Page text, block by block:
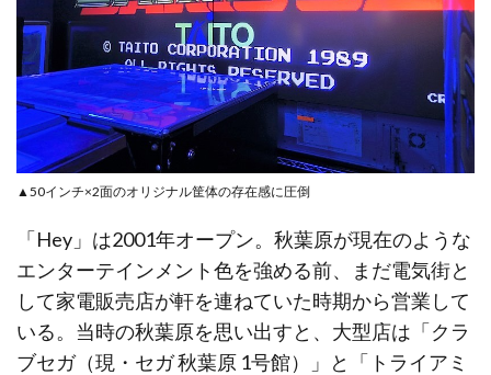
▲50インチ×2面のオリジナル筐体の存在感に圧倒
「Hey」は2001年オープン。秋葉原が現在のような
エンターテインメント色を強める前、まだ電気街と
して家電販売店が軒を連ねていた時期から営業して
いる。当時の秋葉原を思い出すと、大型店は「クラ
ブセガ（現・セガ 秋葉原 1号館）」と「トライアミ